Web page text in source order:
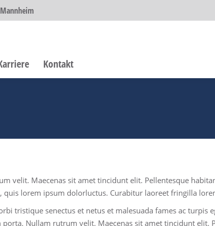
Kontakt
velit. Maecenas sit amet tincidunt elit. Pellentesque
quis lorem ipsum dolorluctus. Curabitur laoreet fringilla
tristique senectus et netus et malesuada fames ac turpis
Nullam rutrum velit. Maecenas sit amet tincidunt elit.